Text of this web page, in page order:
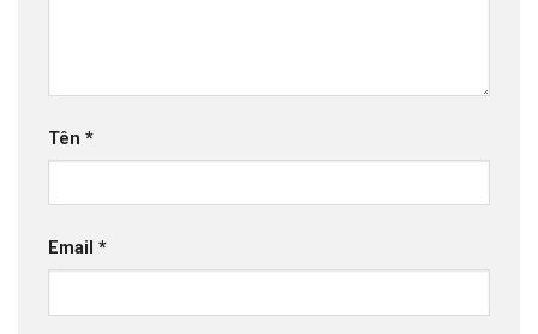
Tên *
Email *